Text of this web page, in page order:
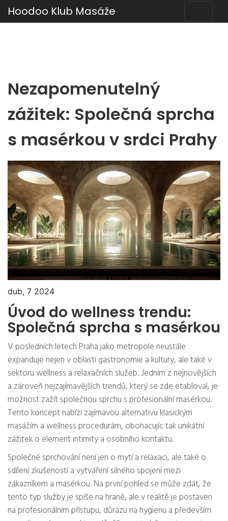
Hoodoo Klub Masáže
Nezapomenutelný
zážitek: Společná sprcha
s masérkou v srdci Prahy
dub, 7 2024
Úvod do wellness trendu:
Společná sprcha s masérkou
V posledních letech Praha jako metropole neustále
expanduje nejen v oblasti gastronomie a kultury, ale také v
sektoru wellness a relaxačních služeb. Jedním z nejnovějších
a zároveň nejzajímavějších trendů, který se zde etabloval, je
možnost zažít společnou sprchu s profesionální masérkou.
Tento koncept nabízí zajímavou alternativu klasickým
masážím a wellness procedurám, obohacujíc tak unikátní
zážitek o element intimity a osobního kontaktu.
Společné sprchování není jen o mytí a relaxaci, ale také o
sdílení zkušeností a vytváření silného spojení mezi
zákazníkem a masérkou. Na první pohled se může zdát, že
tento typ služby je spíše na hraně, ale v realitě je postaven
na profesionálním přístupu, důrazu na hygienu a především